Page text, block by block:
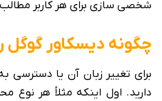
شخصی سازی برای هر کاربر
چگونه دیسکاور گوگل
برای تغییر زبان آن یا دسترسی
دارید. اول اینکه مثلاً هر نوع